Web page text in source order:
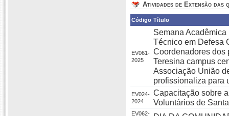
Atividades de Extensão das
Código Título
EV061-
2025
Semana
Técnico em Defesa
Coordenadores dos
Teresina campus
Associação União
profissionaliza para
EV024-
2024
Capacitação sobre
Voluntários de
EV062-